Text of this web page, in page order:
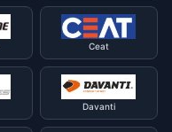
Ceat
Davanti